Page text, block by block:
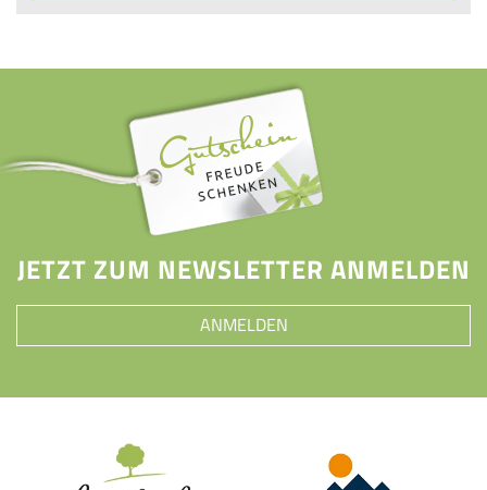
JETZT ZUM NEWSLETTER ANMELDEN
ANMELDEN